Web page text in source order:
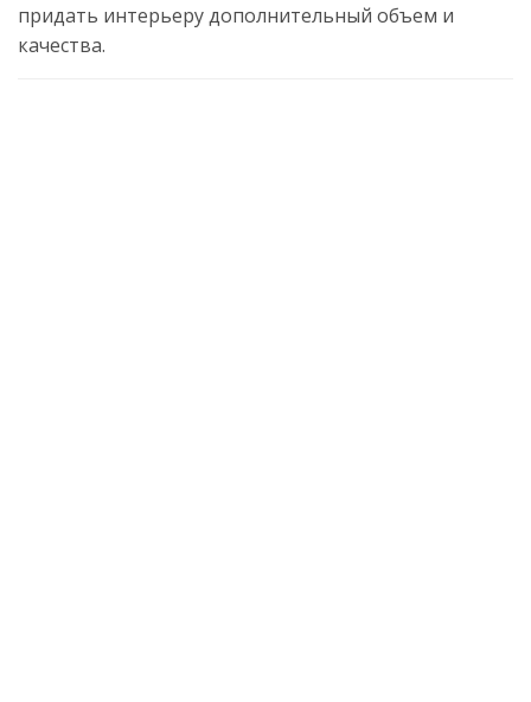
придать интерьеру дополнительный объем и
качества.